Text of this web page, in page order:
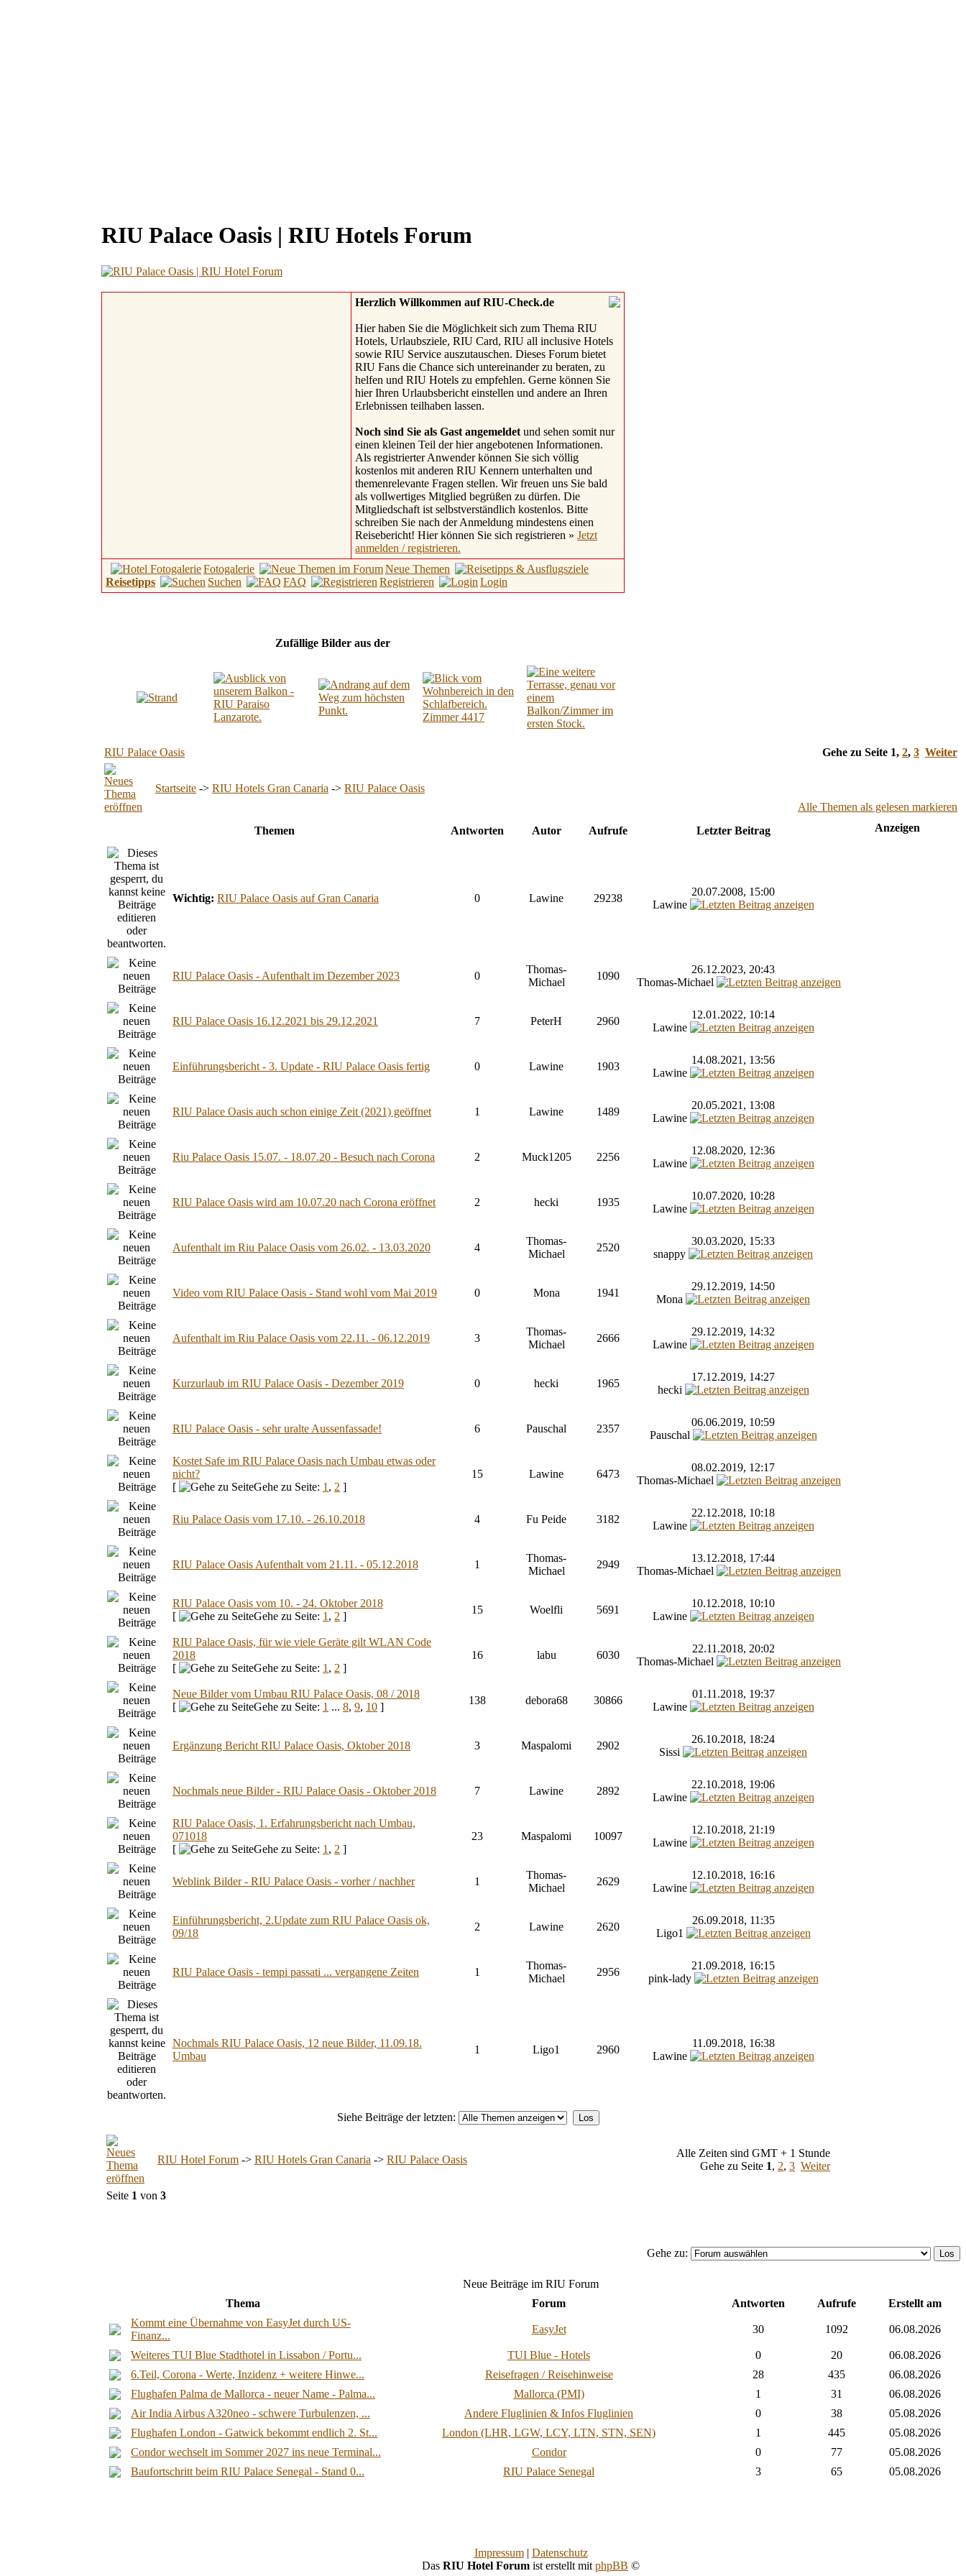
RIU Palace Oasis | RIU Hotels Forum
Herzlich Willkommen auf RIU-Check.de
Hier haben Sie die Möglichkeit sich zum Thema RIU
Hotels, Urlaubsziele, RIU Card, RIU all inclusive Hotels
sowie RIU Service auszutauschen. Dieses Forum bietet
RIU Fans die Chance sich untereinander zu beraten, zu
helfen und RIU Hotels zu empfehlen. Gerne können Sie
hier Ihren Urlaubsbericht einstellen und andere an Ihren
Erlebnissen teilhaben lassen.
Noch sind Sie als Gast angemeldet und sehen somit nur
einen kleinen Teil der hier angebotenen Informationen.
Als registrierter Anwender können Sie sich völlig
kostenlos mit anderen RIU Kennern unterhalten und
themenrelevante Fragen stellen. Wir freuen uns Sie bald
als vollwertiges Mitglied begrüßen zu dürfen. Die
Mitgliedschaft ist selbstverständlich kostenlos. Bitte
schreiben Sie nach der Anmeldung mindestens einen
Reisebericht! Hier können Sie sich registrieren » Jetzt
anmelden / registrieren.
Fotogalerie
Neue Themen
Reisetipps
Suchen FAQ Registrieren Login
Zufällige Bilder aus der
RIU Palace Oasis Gehe zu Seite 1, 2, 3 Weiter
Startseite -> RIU Hotels Gran Canaria -> RIU Palace Oasis
Alle Themen als gelesen markieren
Themen
Antworten Autor Aufrufe Letzter Beitrag
Wichtig: RIU Palace Oasis auf Gran Canaria 0 Lawine 29238
20.07.2008, 15:00
Lawine
RIU Palace Oasis - Aufenthalt im Dezember 2023 0
Thomas-
Michael
1090
26.12.2023, 20:43
Thomas-Michael
RIU Palace Oasis 16.12.2021 bis 29.12.2021 7 PeterH 2960
12.01.2022, 10:14
Lawine
Einführungsbericht - 3. Update - RIU Palace Oasis fertig 0 Lawine 1903
14.08.2021, 13:56
Lawine
RIU Palace Oasis auch schon einige Zeit (2021) geöffnet 1 Lawine 1489
20.05.2021, 13:08
Lawine
Riu Palace Oasis 15.07. - 18.07.20 - Besuch nach Corona 2 Muck1205 2256
12.08.2020, 12:36
Lawine
RIU Palace Oasis wird am 10.07.20 nach Corona eröffnet 2 hecki 1935
10.07.2020, 10:28
Lawine
Aufenthalt im Riu Palace Oasis vom 26.02. - 13.03.2020 4
Thomas-
Michael
2520
30.03.2020, 15:33
snappy
Video vom RIU Palace Oasis - Stand wohl vom Mai 2019 0 Mona 1941
29.12.2019, 14:50
Mona
Aufenthalt im Riu Palace Oasis vom 22.11. - 06.12.2019 3
Thomas-
Michael
2666
29.12.2019, 14:32
Lawine
Kurzurlaub im RIU Palace Oasis - Dezember 2019 0 hecki 1965
17.12.2019, 14:27
hecki
RIU Palace Oasis - sehr uralte Aussenfassade! 6 Pauschal 2357
06.06.2019, 10:59
Pauschal
Kostet Safe im RIU Palace Oasis nach Umbau etwas oder
nicht?
[
Gehe zu Seite: 1 , 2 ]
15 Lawine 6473
08.02.2019, 12:17
Thomas-Michael
Riu Palace Oasis vom 17.10. - 26.10.2018 4 Fu Peide 3182
22.12.2018, 10:18
Lawine
RIU Palace Oasis Aufenthalt vom 21.11. - 05.12.2018 1
Thomas-
Michael
2949
13.12.2018, 17:44
Thomas-Michael
RIU Palace Oasis vom 10. - 24. Oktober 2018
[
Gehe zu Seite: 1 , 2 ]
15 Woelfli 5691
10.12.2018, 10:10
Lawine
RIU Palace Oasis, für wie viele Geräte gilt WLAN Code
2018
[
Gehe zu Seite: 1 , 2 ]
16 labu 6030
22.11.2018, 20:02
Thomas-Michael
Neue Bilder vom Umbau RIU Palace Oasis, 08 / 2018
[
Gehe zu Seite: 1 ... 8, 9, 10 ]
138 debora68 30866
01.11.2018, 19:37
Lawine
Ergänzung Bericht RIU Palace Oasis, Oktober 2018 3 Maspalomi 2902
26.10.2018, 18:24
Sissi
Nochmals neue Bilder - RIU Palace Oasis - Oktober 2018 7 Lawine 2892
22.10.2018, 19:06
Lawine
RIU Palace Oasis, 1. Erfahrungsbericht nach Umbau,
071018
[
Gehe zu Seite: 1 , 2 ]
23 Maspalomi 10097
12.10.2018, 21:19
Lawine
Weblink Bilder - RIU Palace Oasis - vorher / nachher 1
Thomas-
Michael
2629
12.10.2018, 16:16
Lawine
Einführungsbericht, 2.Update zum RIU Palace Oasis ok,
09/18
2 Lawine 2620
26.09.2018, 11:35
Ligo1
RIU Palace Oasis - tempi passati ... vergangene Zeiten 1
Thomas-
Michael
2956
21.09.2018, 16:15
pink-lady
Nochmals RIU Palace Oasis, 12 neue Bilder, 11.09.18.
Umbau
1 Ligo1 2960
11.09.2018, 16:38
Lawine
Siehe Beiträge der letzten:
RIU Hotel Forum -> RIU Hotels Gran Canaria -> RIU Palace Oasis
Alle Zeiten sind GMT + 1 Stunde
Gehe zu Seite 1, 2, 3 Weiter
Seite 1 von 3
Anzeigen
Gehe zu:
Neue Beiträge im RIU Forum
Thema
Forum Antworten Aufrufe
Erstellt am
Kommt eine Übernahme von EasyJet durch US-
Finanz...
EasyJet 30 1092 06.08.2026
Weiteres TUI Blue Stadthotel in Lissabon / Portu... TUI Blue - Hotels 0 20
06.08.2026
6.Teil, Corona - Werte, Inzidenz + weitere Hinwe...
Reisefragen / Reisehinweise 28 435
06.08.2026
Flughafen Palma de Mallorca - neuer Name - Palma...
Mallorca (PMI) 1 31
06.08.2026
Air India Airbus A320neo - schwere Turbulenzen, ...
Andere Fluglinien & Infos Fluglinien 0 38
05.08.2026
Flughafen London - Gatwick bekommt endlich 2. St...
London (LHR, LGW, LCY, LTN, STN, SEN) 1 445
05.08.2026
Condor wechselt im Sommer 2027 ins neue Terminal...
Condor 0 77
05.08.2026
Baufortschritt beim RIU Palace Senegal - Stand 0...
RIU Palace Senegal 3 65 05.08.2026
Impressum| Datenschutz
Das RIU Hotel Forum ist erstellt mit phpBB ©